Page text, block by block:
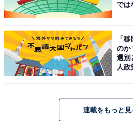
こちらもおすすめ
では
「
のか
選別
人政
連載をもっと見